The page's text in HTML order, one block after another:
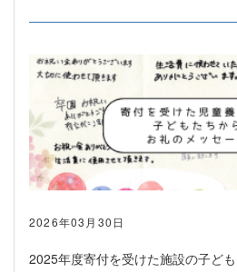
2026年03月30日
2025年度寄付を受けた施設の子ど